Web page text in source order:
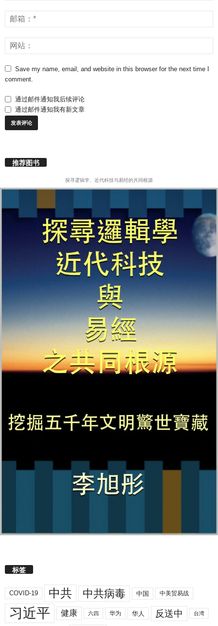
Save my name, email, and website in this browser for the next time I
comment.
通过邮件通知我后续评论
通过邮件通知我有新文章
推荐图书
探寻逻辑学、近代科技与易经的共同根源
标签
COVID-19 中共 中共病毒 中国 中美贸易战
习近平 健康 六四 华为 华人 反送中 台湾